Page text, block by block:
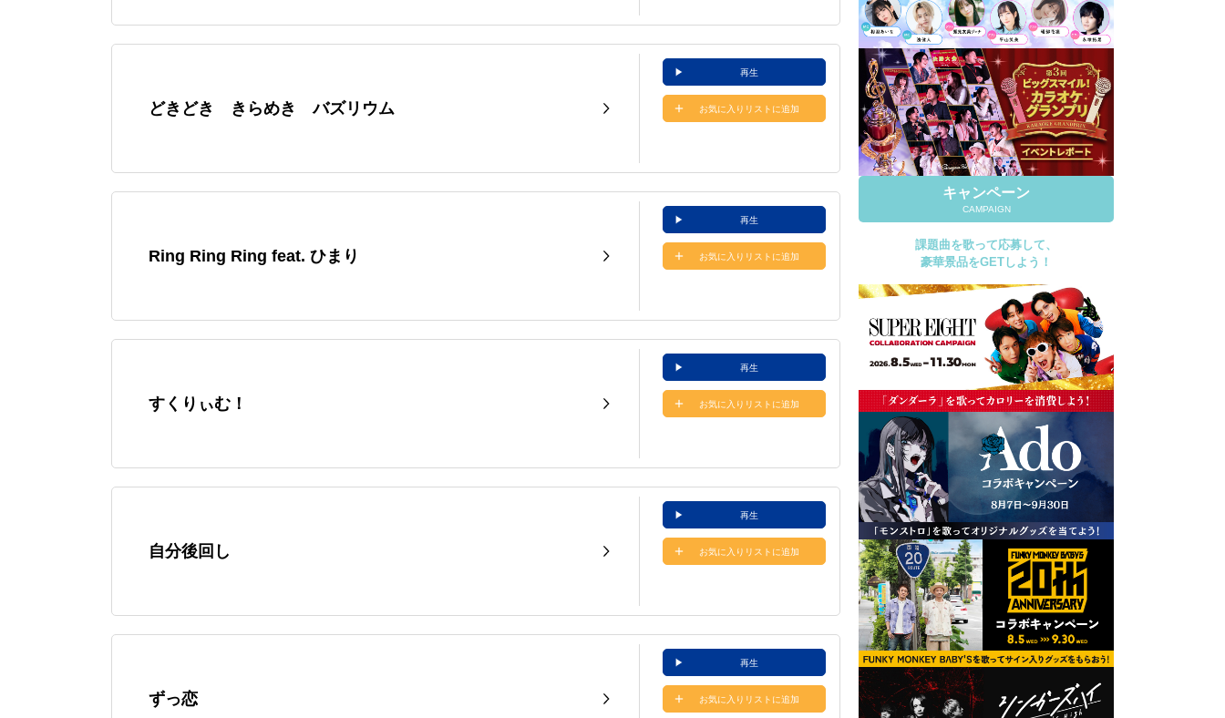
どきどき きらめき バズリウム
再生
お気に入りリストに追加
Ring Ring Ring feat. ひまり
再生
お気に入りリストに追加
すくりぃむ！
再生
お気に入りリストに追加
自分後回し
再生
お気に入りリストに追加
ずっ恋
再生
お気に入りリストに追加
キャンペーン
CAMPAIGN
課題曲を歌って応募して、
豪華景品をGETしよう！